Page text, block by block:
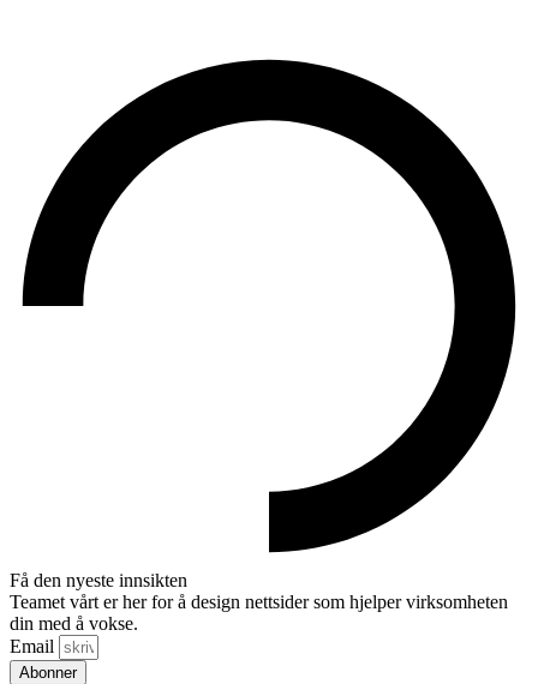
Få den nyeste innsikten
Teamet vårt er her for å design nettsider som hjelper virksomheten
din med å vokse.
Email
Abonner